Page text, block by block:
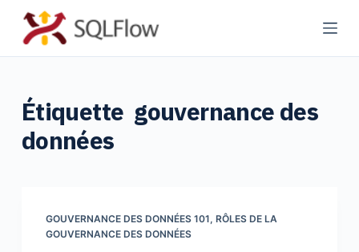
P
a
a
Étiquette gouvernance des
données
GOUVERNANCE DES DONNÉES 101, RÔLES DE LA
GOUVERNANCE DES DONNÉES